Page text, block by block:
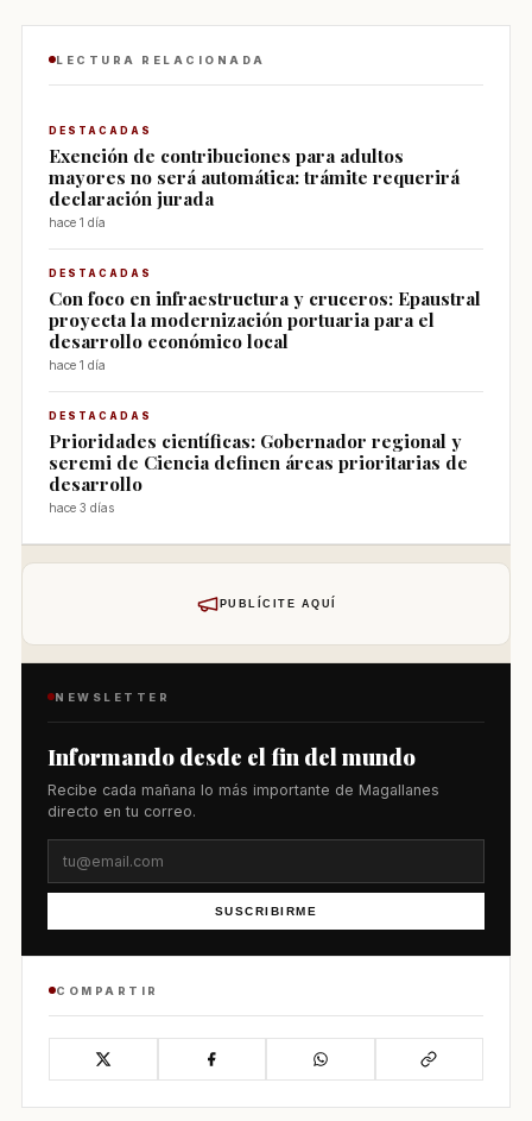
LECTURA RELACIONADA
DESTACADAS
Exención de contribuciones para adultos
mayores no será automática: trámite requerirá
declaración jurada
hace 1 día
DESTACADAS
Con foco en infraestructura y cruceros: Epaustral
proyecta la modernización portuaria para el
desarrollo económico local
hace 1 día
DESTACADAS
Prioridades científicas: Gobernador regional y
seremi de Ciencia definen áreas prioritarias de
desarrollo
hace 3 días
PUBLÍCITE AQUÍ
NEWSLETTER
Informando desde el fin del mundo
Recibe cada mañana lo más importante de Magallanes
directo en tu correo.
SUSCRIBIRME
COMPARTIR